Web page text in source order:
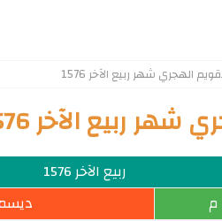
الهجري شهر ربيع الآخر 1576
ربيع الآخر 1576
ربيع الآخر 1576
ديسمبر